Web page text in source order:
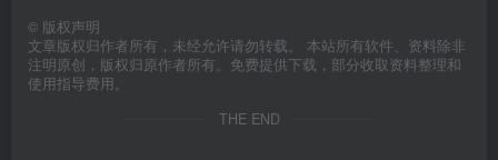
© 版权声明
文章版权归作者所有，未经允许请勿转载。 本站所有软件、资料除非
注明原创，版权归原作者所有。免费提供下载，部分收取资料整理和
使用指导费用。
THE END